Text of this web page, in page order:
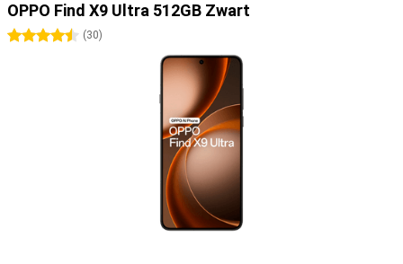
OPPO Find X9 Ultra 512GB Zwart
4.5 sterren
(30)